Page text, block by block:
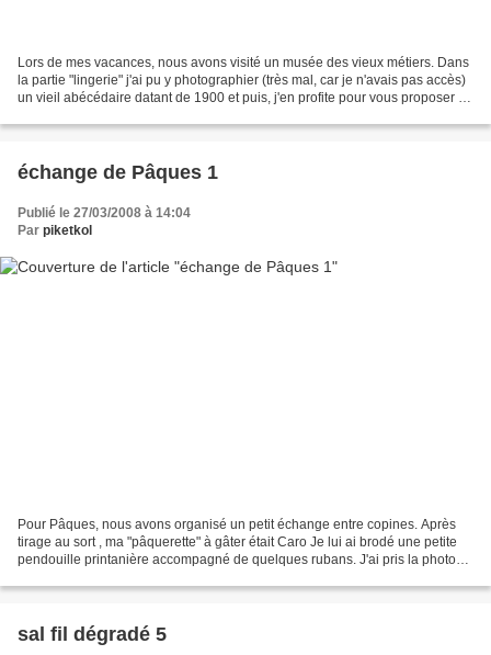
Lors de mes vacances, nous avons visité un musée des vieux métiers. Dans
la partie "lingerie" j'ai pu y photographier (très mal, car je n'avais pas accès)
un vieil abécédaire datant de 1900 et puis, j'en profite pour vous proposer un
échange de Pâques 1
Publié le 27/03/2008 à 14:04
Par piketkol
Pour Pâques, nous avons organisé un petit échange entre copines. Après
tirage au sort , ma "pâquerette" à gâter était Caro Je lui ai brodé une petite
pendouille printanière accompagné de quelques rubans. J'ai pris la photo
sal fil dégradé 5